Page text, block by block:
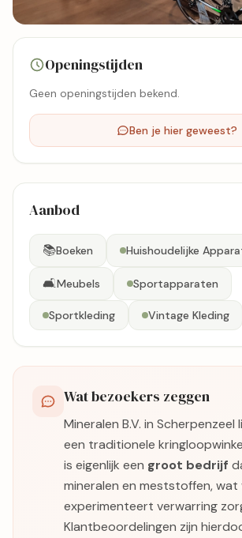
Bekijk kaart
Openingstijden
Geen openingstijden bekend.
Ben je hier geweest?
Aanbod
📚Boeken Huishoudelijke
🛋️Meubels Sportapparaten
Sportkleding Vintage Kleding
Wat bezoekers zeggen
Mineralen B.V. in
een traditionele
is eigenlijk een groot bedrijf
mineralen en meststoffen, wat
experimenteert verwarring
Klantbeoordelingen zijn